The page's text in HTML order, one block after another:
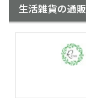
生活雑貨の通販